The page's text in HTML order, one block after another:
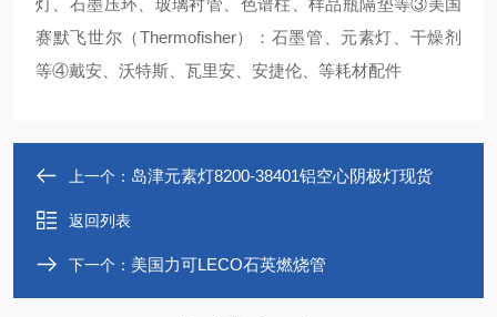
灯、石墨压环、玻璃衬管、色谱柱、样品瓶隔垫等③美国
赛默飞世尔（Thermofisher）：石墨管、元素灯、干燥剂
等④戴安、沃特斯、瓦里安、安捷伦、等耗材配件
上一个： 岛津元素灯8200-38401铝空心阴极灯现货
返回列表
下一个： 美国力可LECO石英燃烧管